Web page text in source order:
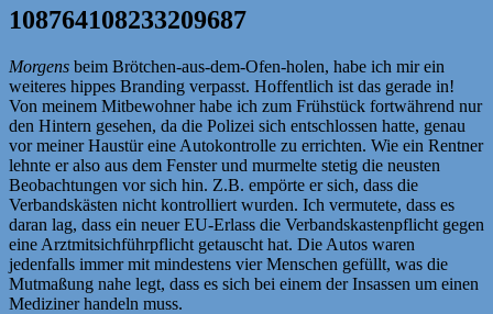
108764108233209687
Morgens beim Brötchen-aus-dem-Ofen-holen, habe ich mir ein
weiteres hippes Branding verpasst. Hoffentlich ist das gerade in!
Von meinem Mitbewohner habe ich zum Frühstück fortwährend nur
den Hintern gesehen, da die Polizei sich entschlossen hatte, genau
vor meiner Haustür eine Autokontrolle zu errichten. Wie ein Rentner
lehnte er also aus dem Fenster und murmelte stetig die neusten
Beobachtungen vor sich hin. Z.B. empörte er sich, dass die
Verbandskästen nicht kontrolliert wurden. Ich vermutete, dass es
daran lag, dass ein neuer EU-Erlass die Verbandskastenpflicht gegen
eine Arztmitsichführpflicht getauscht hat. Die Autos waren
jedenfalls immer mit mindestens vier Menschen gefüllt, was die
Mutmaßung nahe legt, dass es sich bei einem der Insassen um einen
Mediziner handeln muss.